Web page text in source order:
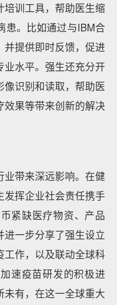
训工具，帮助医生缩
患。比如通过与IBM合
提供即时反馈，促进
水平。强生还充分开
识别和读取，帮助医
效果等带来创新的解决
带来深远影响。在健
挥企业社会责任携手
紧缺医疗物资、产品
一步分享了强生设立
作，以及联动全球科
速疫苗研发的积极进
有，在这一全球重大